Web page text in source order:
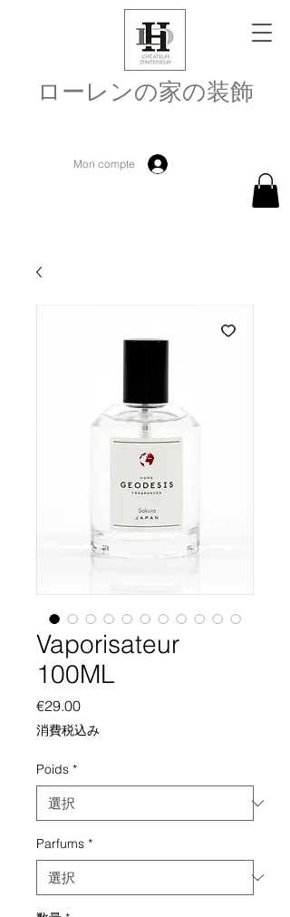
ローレンの家の装飾
Mon compte
Vaporisateur
100ML
€29.00価
格
消費税込み
Poids *
Parfums *